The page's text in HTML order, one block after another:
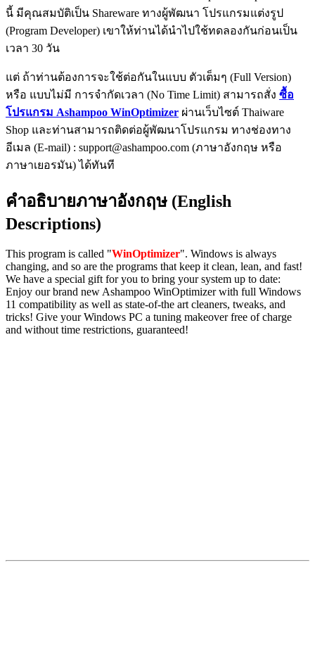
นี้ มีคุณสมบัติเป็น Shareware ทางผู้พัฒนา โปรแกรมแต่งรูป
(Program Developer) เขาให้ท่านได้นำไปใช้ทดลองกันก่อนเป็น
เวลา 30 วัน
แต่ ถ้าท่านต้องการจะใช้ต่อกันในแบบ ตัวเต็มๆ (Full Version)
หรือ แบบไม่มี การจำกัดเวลา (No Time Limit) สามารถสั่ง ซื้อ
โปรแกรม Ashampoo WinOptimizer ผ่านเว็บไซต์ Thaiware
Shop และท่านสามารถติดต่อผู้พัฒนาโปรแกรม ทางช่องทาง
อีเมล (E-mail) : support@ashampoo.com (ภาษาอังกฤษ หรือ
ภาษาเยอรมัน) ได้ทันที
คำอธิบายภาษาอังกฤษ (English
Descriptions)
This program is called "WinOptimizer". Windows is always
changing, and so are the programs that keep it clean, lean, and fast!
We have a special gift for you to bring your system up to date:
Enjoy our brand new Ashampoo WinOptimizer with full Windows
11 compatibility as well as state-of-the art cleaners, tweaks, and
tricks! Give your Windows PC a tuning makeover free of charge
and without time restrictions, guaranteed!